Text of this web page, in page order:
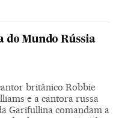
do Mundo Rússia
britânico Robbie
e a cantora russa
Garifullina comandam a